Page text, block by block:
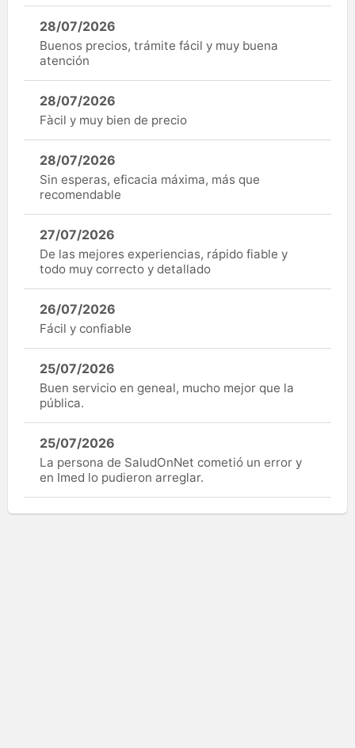
28/07/2026
Buenos precios, trámite fácil y muy buena
atención
28/07/2026
Fàcil y muy bien de precio
28/07/2026
Sin esperas, eficacia máxima, más que
recomendable
27/07/2026
De las mejores experiencias, rápido fiable y
todo muy correcto y detallado
26/07/2026
Fácil y confiable
25/07/2026
Buen servicio en geneal, mucho mejor que la
pública.
25/07/2026
La persona de SaludOnNet cometió un error y
en Imed lo pudieron arreglar.